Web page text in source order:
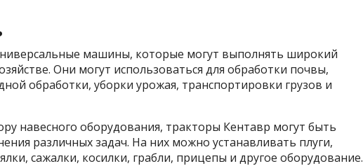
машины, которые могут выполнять широкий
Они могут использоваться для обработки почвы,
обработки, уборки урожая, транспортировки грузов и
навесного оборудования, тракторы Кентавр могут быть
различных задач. На них можно устанавливать плуги,
сажалки, косилки, грабли, прицепы и другое оборудование.